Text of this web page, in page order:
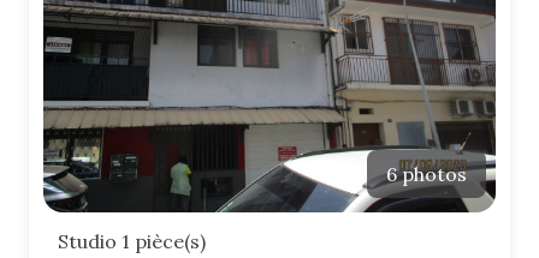
6 photos
Studio 1 pièce(s)